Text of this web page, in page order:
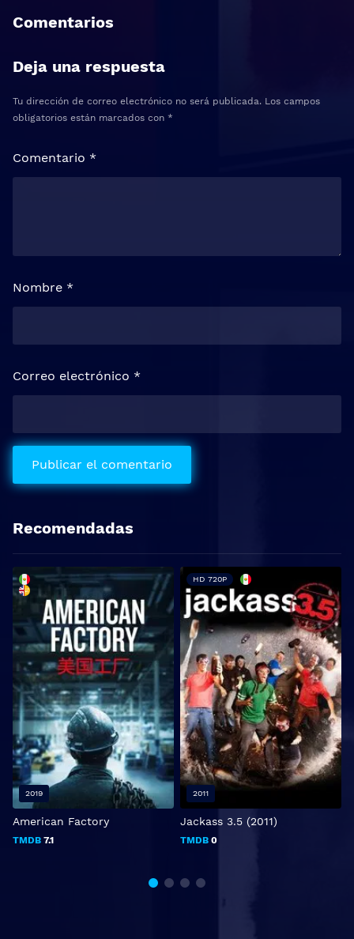
Comentarios
Deja una respuesta
Tu dirección de correo electrónico no será publicada. Los campos
obligatorios están marcados con *
Comentario *
Nombre *
Correo electrónico *
Recomendadas
American Factory
TMDB 7.1
2019
Jackass 3.5 (2011)
TMDB 0
HD 720P
2011